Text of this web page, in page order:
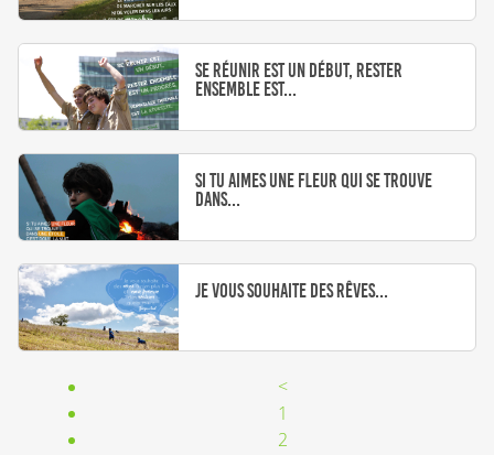
Se réunir est un début, rester
ensemble est...
Si tu aimes une fleur qui se trouve
dans...
Je vous souhaite des rêves...
<
1
2